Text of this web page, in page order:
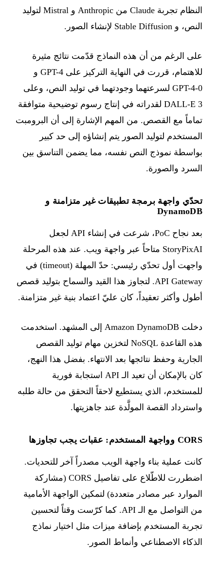
النظام تجربة Claude من Anthropic و Mistral لتوليد
النص، و Stable Diffusion لإنشاء الصور.
على الرغم من أن هذه النماذج قدّمت نتائج مثيرة
للاهتمام، قررت في النهاية التركيز على GPT-4 و
GPT-4-0 لسرعتهما وجودتهما في توليد النص، وعلى
DALL-E 3 لقدراته في إنتاج رسوم توضيحية متوافقة
تماماً مع القصص. من المهم الإشارة إلى أن البرومبت
المستخدم لتوليد الصور يتم إنشاؤه إلى حد كبير
بواسطة نموذج النص نفسه، مما يضمن التناسق بين
السرد والصورة.
تحدّي واجهة برمجة تطبيقات غير متزامنة و
DynamoDB
بعد نجاح PoC، شرعت في إنشاء API لجعل
StoryPixAI متاحاً عبر واجهة ويب. عند هذه المرحلة
واجهت أول تحدّي رئيسي: حدّ المهلة (timeout) في
API Gateway. لتجاوز هذا القيد والسماح بتوليد قصص
أطول وأكثر تعقيداً، كان عليّ اعتماد بنية غير متزامنة.
دخلت Amazon DynamoDB إلى المشهد. استخدمت
هذه القاعدة NoSQL لتخزين مهام توليد القصص
الجارية وحفظ نتائجها بعد الانتهاء. بفضل هذا النهج،
كان بالإمكان أن تعيد الـ API استجابة فورية
للمستخدم، الذي يستطيع لاحقاً التحقق من حالة طلبه
واسترداد القصة المولَّدة عند جاهزيتها.
CORS وواجهة المستخدم: عقبات يجب تجاوزها
كانت عملية بناء واجهة الويب مصدراً آخر للتحديات.
اضطررت للاطّلاع على تفاصيل CORS (مشاركة
الموارد عبر مصادر متعددة) لتمكين الواجهة الأمامية
من التواصل مع الـ API. كما كرّست وقتاً لتحسين
تجربة المستخدم بإضافة ميزات مثل اختيار نماذج
الذكاء الاصطناعي وأنماط الصور.